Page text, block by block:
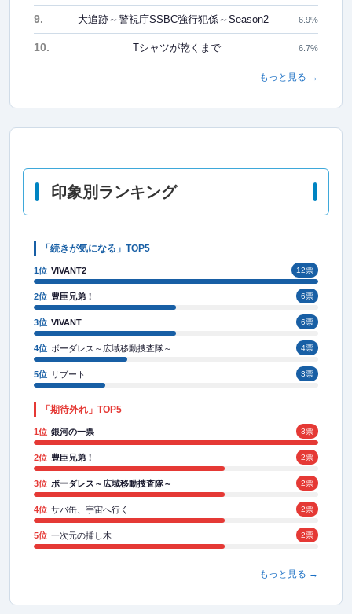
9. 大追跡～警視庁SSBC強行犯係～Season2 6.9%
10. Tシャツが乾くまで 6.7%
もっと見る →
印象別ランキング
「続きが気になる」TOP5
1位 VIVANT2 12票
2位 豊臣兄弟！ 6票
3位 VIVANT 6票
4位 ボーダレス～広域移動捜査隊～ 4票
5位 リブート 3票
「期待外れ」TOP5
1位 銀河の一票 3票
2位 豊臣兄弟！ 2票
3位 ボーダレス～広域移動捜査隊～ 2票
4位 サバ缶、宇宙へ行く 2票
5位 一次元の挿し木 2票
もっと見る →